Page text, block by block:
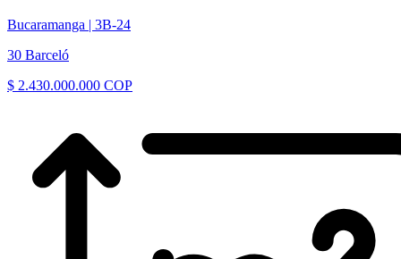
Bucaramanga | 3B-24
30 Barceló
$ 2.430.000.000 COP